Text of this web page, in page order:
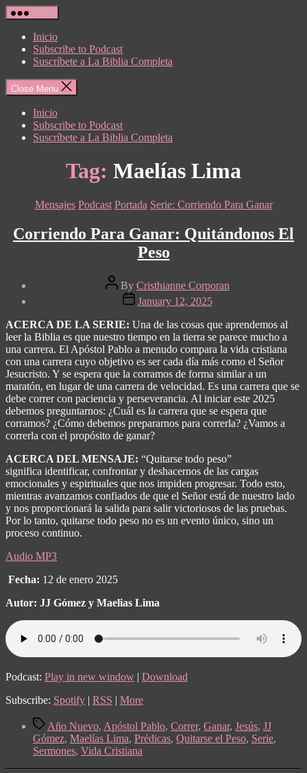
Skip
to
content
Menu
Inicio
Subscribe to Podcast
Suscríbete a La Biblia Completa
Close Menu
Inicio
Subscribe to Podcast
Suscríbete a La Biblia Completa
Tag: Maelías Lima
Categories
Mensajes Podcast Portada Serie: Corriendo Para Ganar
Corriendo Para Ganar: Quitándonos El
Peso
Post
author
By Cristhianne Corporan
Post
date
January 12, 2025
ACERCA DE LA SERIE: Una de las cosas que aprendemos al
leer la Biblia es que nuestro tiempo en la tierra se parece mucho a
una carrera. El Apóstol Pablo a menudo compara la vida cristiana
con una carrera cuyo objetivo es ser cada día más como el Señor
Jesucristo. Y se espera que la corramos de forma similar a un
maratón, en lugar de una carrera de velocidad. Es una carrera que se
debe correr con paciencia y perseverancia. Al iniciar este 2025
debemos preguntarnos: ¿Cuál es la carrera que se espera que
corramos? ¿Cómo debemos prepararnos para correrla? ¿Vamos a
correrla con el propósito de ganar?
ACERCA DEL MENSAJE: “Quitarse todo peso”
significa identificar, confrontar y deshacernos de las cargas
emocionales y espirituales que nos impiden progresar. Todo esto,
mientras avanzamos confiados de que el Señor está de nuestro lado
y nos proporcionará la salida para salir victoriosos de las pruebas.
Por lo tanto, quitarse todo peso no es un evento único, sino un
proceso continuo.
Audio MP3
Fecha: 12 de enero 2025
Autor: JJ Gómez y Maelias Lima
Podcast: Play in new window | Download
Subscribe: Spotify | RSS | More
TagsAño Nuevo, Apóstol Pablo, Correr, Ganar, Jesús, JJ
Gómez, Maelías Lima, Prédicas, Quitarse el Peso, Serie,
Sermones, Vida Cristiana